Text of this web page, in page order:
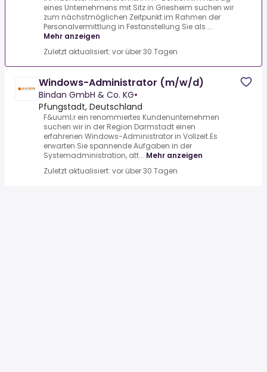
eines Unternehmens mit Sitz in Griesheim suchen wir
zum nächstmöglichen Zeitpunkt im Rahmen der
Personalvermittlung in Festanstellung Sie als....
Mehr anzeigen
Zuletzt aktualisiert: vor über 30 Tagen
Windows-Administrator (m/w/d)
Bindan GmbH & Co. KG•
Pfungstadt, Deutschland
F&uuml;r ein renommiertes Kundenunternehmen
suchen wir in der Region Darmstadt einen
erfahrenen Windows-Administrator in Vollzeit.Es
erwarten Sie spannende Aufgaben in der
Systemadministration, att... Mehr anzeigen
Zuletzt aktualisiert: vor über 30 Tagen